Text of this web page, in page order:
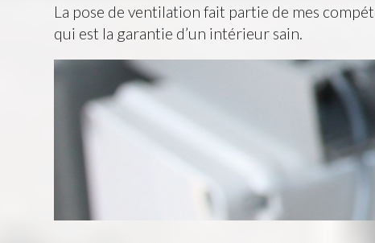
La pose de ventilation fait partie de mes
qui est la garantie d’un intérieur sain.